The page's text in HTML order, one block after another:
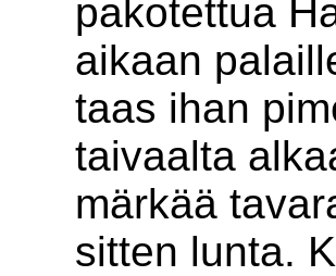
pakotettua
aikaan
taas ihan
taivaalta
märkää
sitten lunta.